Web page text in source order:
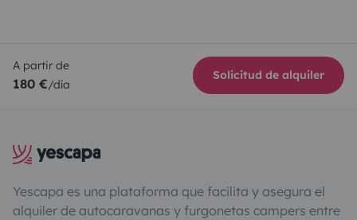
A partir de
180 €/día
Solicitud de alquiler
Yescapa es una plataforma que facilita y asegura el
alquiler de autocaravanas y furgonetas campers entre